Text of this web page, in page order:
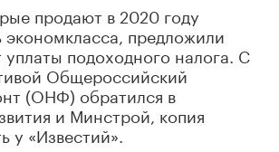
продают в 2020 году
предложили
уплаты подоходного налога. С
Общероссийский
(ОНФ) обратился в
и Минстрой, копия
у «Известий».